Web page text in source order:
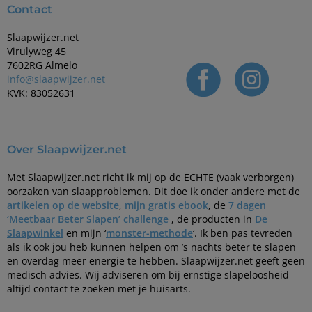
Contact
Slaapwijzer.net
Virulyweg 45
7602RG Almelo
info@slaapwijzer.net
KVK: 83052631
Over Slaapwijzer.net
Met Slaapwijzer.net richt ik mij op de ECHTE (vaak verborgen)
oorzaken van slaapproblemen. Dit doe ik onder andere met de
artikelen op de website, mijn gratis ebook, de 7 dagen
‘Meetbaar Beter Slapen’ challenge , de producten in De
Slaapwinkel en mijn ‘monster-methode‘. Ik ben pas tevreden
als ik ook jou heb kunnen helpen om ’s nachts beter te slapen
en overdag meer energie te hebben. Slaapwijzer.net geeft geen
medisch advies. Wij adviseren om bij ernstige slapeloosheid
altijd contact te zoeken met je huisarts.